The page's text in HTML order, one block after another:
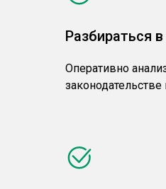
Разбираться
Оперативно